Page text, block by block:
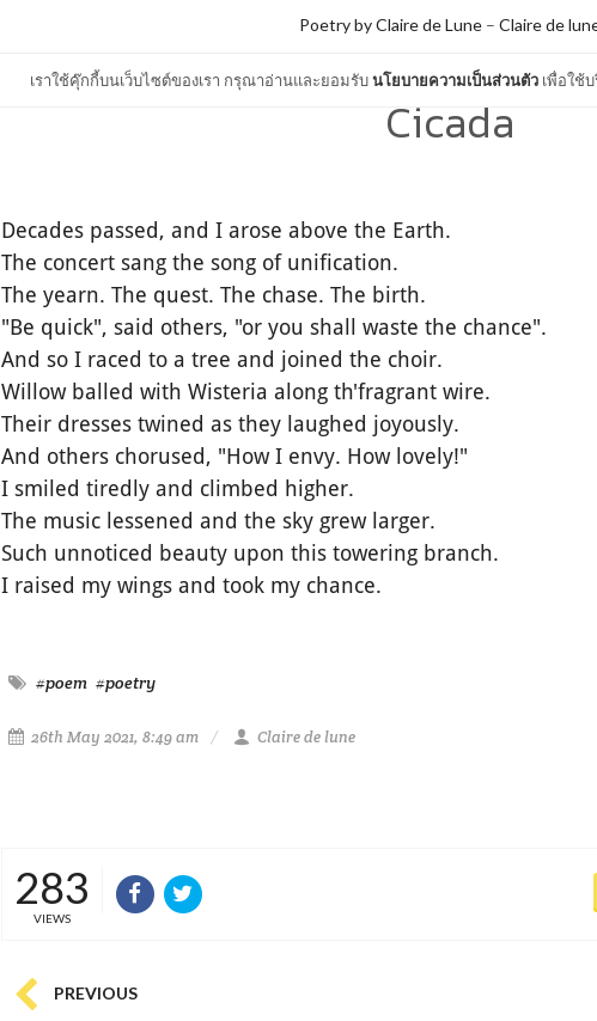
เราใช้คุ๊กกี้บนเว็บไซต์ของเรา กรุณาอ่านและยอมรับนโยบายความเป็นส่วนตัว เพื่อใช้
Poetry by Claire de Lune – Claire de
Cicada
Decades passed, and I arose above the Earth.
The concert sang the song of unification.
The yearn. The quest. The chase. The birth.
"Be quick", said others, "or you shall waste the chance".
And so I raced to a tree and joined the choir.
Willow balled with Wisteria along th'fragrant wire.
Their dresses twined as they laughed joyously.
And others chorused, "How I envy. How lovely!"
I smiled tiredly and climbed higher.
The music lessened and the sky grew larger.
Such unnoticed beauty upon this towering branch.
I raised my wings and took my chance.
#poem #poetry
26th May 2021, 8:49 am Claire de lune
283
VIEWS
PREVIOUS